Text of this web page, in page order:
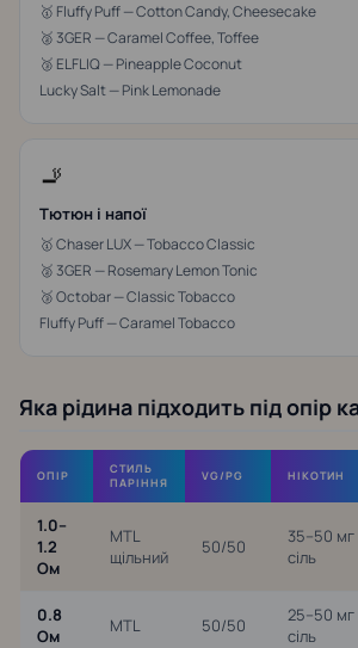
🥇 Fluffy Puff — Cotton Candy, Cheesecake
🥈 3GER — Caramel Coffee, Toffee
🥉 ELFLIQ — Pineapple Coconut
Lucky Salt — Pink Lemonade
🚬
Тютюн і напої
🥇 Chaser LUX — Tobacco Classic
🥈 3GER — Rosemary Lemon Tonic
🥉 Octobar — Classic Tobacco
Fluffy Puff — Caramel Tobacco
Яка рідина підходить під опір
ОПІР
СТИЛЬ
ПАРІННЯ
VG/PG НІКОТИН
1.0–
1.2
Ом
MTL
щільний
50/50
35–50 мг
сіль
0.8
Ом
MTL 50/50
25–50 мг
сіль